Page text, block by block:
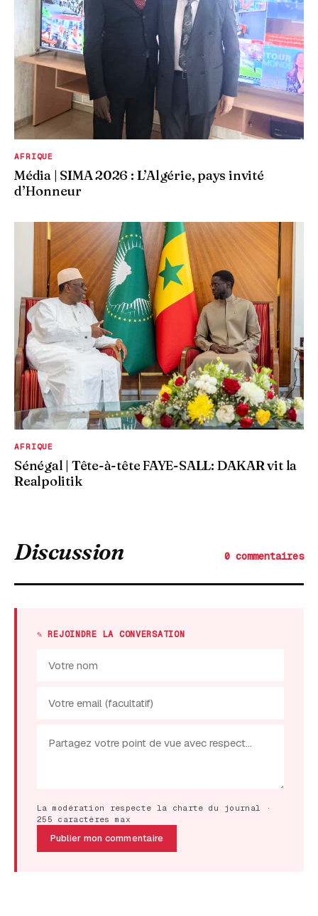
AFRIQUE
Média | SIMA 2026 : L’Algérie, pays invité
d’Honneur
AFRIQUE
Sénégal | Tête-à-tête FAYE-SALL: DAKAR vit la
Realpolitik
Discussion 0 commentaires
✎ REJOINDRE LA CONVERSATION
La modération respecte la charte du journal ·
255 caractères max
Publier mon commentaire